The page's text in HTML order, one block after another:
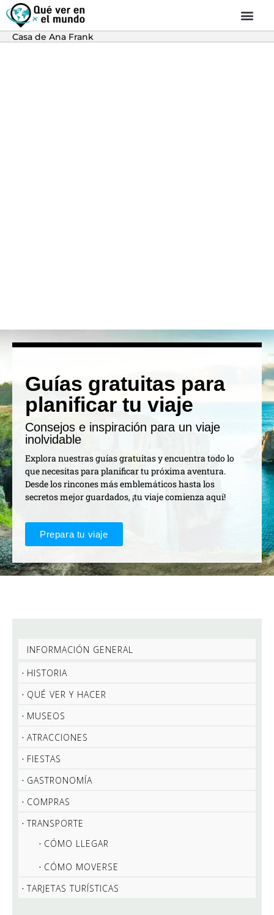
Casa de Ana Frank
Guías gratuitas para
planificar tu viaje
Consejos e inspiración para un viaje
inolvidable
Explora nuestras guías gratuitas y encuentra todo lo
que necesitas para planificar tu próxima aventura.
Desde los rincones más emblemáticos hasta los
secretos mejor guardados, ¡tu viaje comienza aquí!
Prepara tu viaje
INFORMACIÓN GENERAL
HISTORIA
QUÉ VER Y HACER
MUSEOS
ATRACCIONES
FIESTAS
GASTRONOMÍA
COMPRAS
TRANSPORTE
CÓMO LLEGAR
CÓMO MOVERSE
TARJETAS TURÍSTICAS